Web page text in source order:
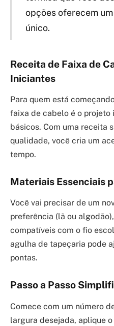
opções oferecem
único.
Receita de Faixa de
Iniciantes
Para quem está
faixa de cabelo é o
básicos. Com uma receita
qualidade, você cria um
tempo.
Materiais Essenciais
Você vai precisar de um
preferência (lã ou
compatíveis com o fio
agulha de tapeçaria pode
pontas.
Passo a Passo
Comece com um número
largura desejada, aplique